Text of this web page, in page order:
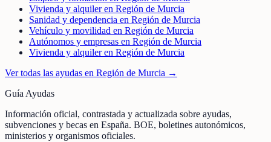
Vivienda y alquiler en Región de Murcia
Sanidad y dependencia en Región de Murcia
Vehículo y movilidad en Región de Murcia
Autónomos y empresas en Región de Murcia
Vivienda y alquiler en Región de Murcia
Ver todas las ayudas en Región de Murcia →
Guía Ayudas
Información oficial, contrastada y actualizada sobre ayudas,
subvenciones y becas en España. BOE, boletines autonómicos,
ministerios y organismos oficiales.